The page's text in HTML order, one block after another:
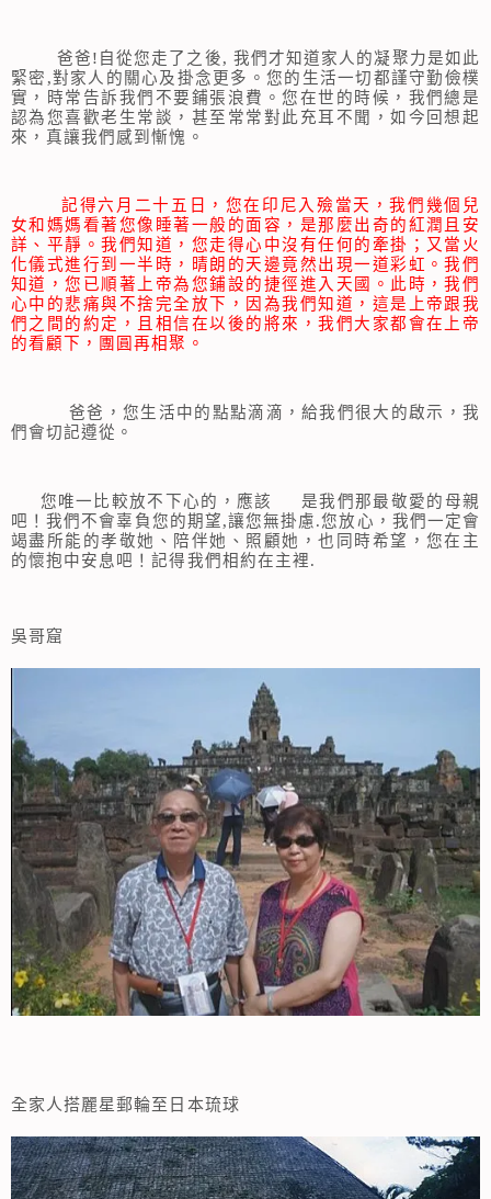
爸爸!自從您走了之後, 我們才知道家人的凝聚力是如此
緊密,對家人的關心及掛念更多。您的生活一切都謹守勤儉樸
實，時常告訴我們不要鋪張浪費。您在世的時候，我們總是
認為您喜歡老生常談，甚至常常對此充耳不聞，如今回想起
來，真讓我們感到慚愧。
記得六月二十五日，您在印尼入殮當天，我們幾個兒
女和媽媽看著您像睡著一般的面容，是那麼出奇的紅潤且安
詳、平靜。我們知道，您走得心中沒有任何的牽掛；又當火
化儀式進行到一半時，晴朗的天邊竟然出現一道彩虹。我們
知道，您已順著上帝為您鋪設的捷徑進入天國。此時，我們
心中的悲痛與不捨完全放下，因為我們知道，這是上帝跟我
們之間的約定，且相信在以後的將來，我們大家都會在上帝
的看顧下，團圓再相聚。
爸爸，您生活中的點點滴滴，給我們很大的啟示，我
們會切記遵從。
您唯一比較放不下心的，應該 是我們那最敬愛的母親
吧！我們不會辜負您的期望,讓您無掛慮.您放心，我們一定會
竭盡所能的孝敬她、陪伴她、照顧她，也同時希望，您在主
的懷抱中安息吧！記得我們相約在主裡.
吳哥窟
全家人搭麗星郵輪至日本琉球